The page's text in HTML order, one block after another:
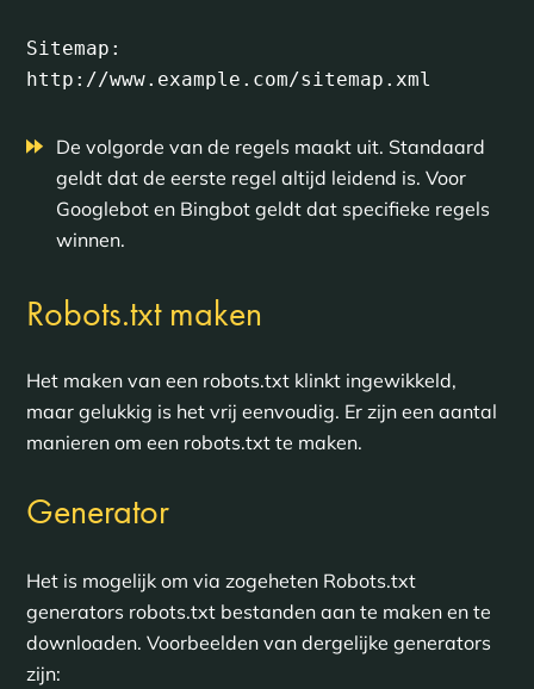
Sitemap:
http://www.example.com/sitemap.xml
De volgorde van de regels maakt uit. Standaard
geldt dat de eerste regel altijd leidend is. Voor
Googlebot en Bingbot geldt dat specifieke regels
winnen.
Robots.txt maken
Het maken van een robots.txt klinkt ingewikkeld,
maar gelukkig is het vrij eenvoudig. Er zijn een aantal
manieren om een robots.txt te maken.
Generator
Het is mogelijk om via zogeheten Robots.txt
generators robots.txt bestanden aan te maken en te
downloaden. Voorbeelden van dergelijke generators
zijn: